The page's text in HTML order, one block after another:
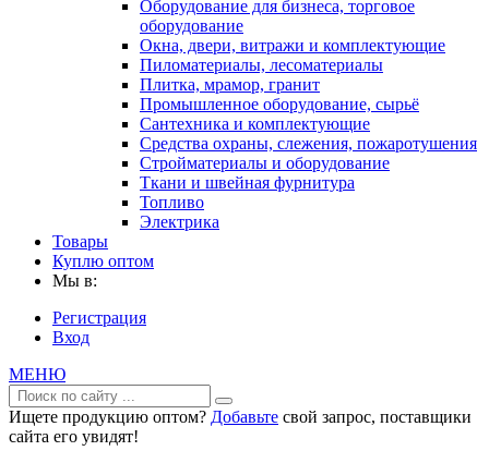
Оборудование для бизнеса, торговое
оборудование
Окна, двери, витражи и комплектующие
Пиломатериалы, лесоматериалы
Плитка, мрамор, гранит
Промышленное оборудование, сырьё
Сантехника и комплектующие
Средства охраны, слежения, пожаротушения
Стройматериалы и оборудование
Ткани и швейная фурнитура
Топливо
Электрика
Товары
Куплю оптом
Мы в:
Регистрация
Вход
МЕНЮ
Ищете продукцию оптом? Добавьте свой запрос, поставщики
сайта его увидят!